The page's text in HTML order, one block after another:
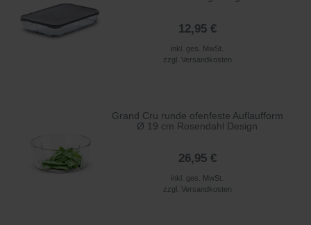
12,95 €
inkl. ges. MwSt.
zzgl. Versandkosten
Grand Cru runde ofenfeste Auflaufform
Ø 19 cm Rosendahl Design
26,95 €
inkl. ges. MwSt.
zzgl. Versandkosten